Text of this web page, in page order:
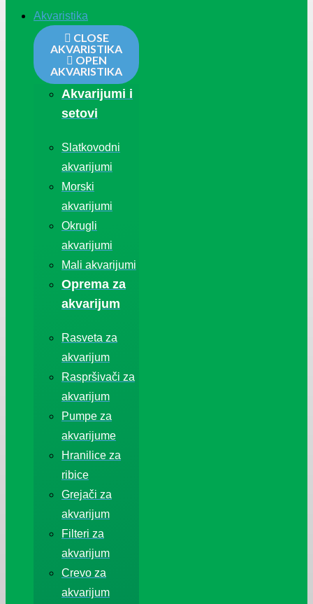
Akvaristika
CLOSE
AKVARISTIKA
OPEN
AKVARISTIKA
Akvarijumi i
setovi
Slatkovodni
akvarijumi
Morski
akvarijumi
Okrugli
akvarijumi
Mali akvarijumi
Oprema za
akvarijum
Rasveta za
akvarijum
Raspršivači za
akvarijum
Pumpe za
akvarijume
Hranilice za
ribice
Grejači za
akvarijum
Filteri za
akvarijum
Crevo za
akvarijum